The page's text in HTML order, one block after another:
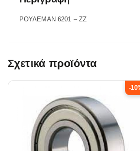
ΡΟΥΛΕΜΑΝ 6201 – ΖΖ
Σχετικά προϊόντα
-